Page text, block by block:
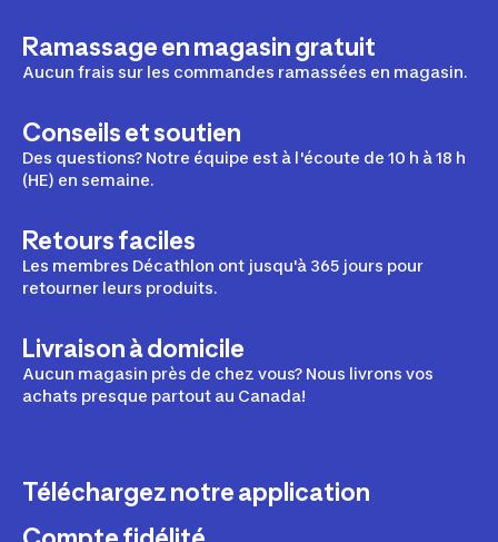
Ramassage en magasin gratuit
Aucun frais sur les commandes ramassées en magasin.
Conseils et soutien
Des questions? Notre équipe est à l'écoute de 10 h à 18 h
(HE) en semaine.
Retours faciles
Les membres Décathlon ont jusqu'à 365 jours pour
retourner leurs produits.
Livraison à domicile
Aucun magasin près de chez vous? Nous livrons vos
achats presque partout au Canada!
Téléchargez notre application